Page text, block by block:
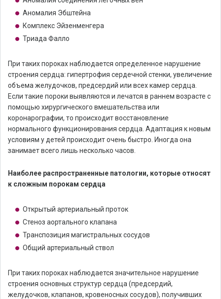
Аномалия Эбштейна
Комплекс Эйзенменгера
Триада Фалло
При таких пороках наблюдается определенное нарушение
строения сердца: гипертрофия сердечной стенки, увеличение
объема желудочков, предсердий или всех камер сердца.
Если такие пороки выявляются и лечатся в раннем возрасте с
помощью хирургического вмешательства или
коронарографии, то происходит восстановление
нормального функционирования сердца. Адаптация к новым
условиям у детей происходит очень быстро. Иногда она
занимает всего лишь несколько часов.
Наиболее распространенные патологии, которые относят
к сложным порокам сердца
Открытый артериальный проток
Стеноз аортального клапана
Транспозиция магистральных сосудов
Общий артериальный ствол
При таких пороках наблюдается значительное нарушение
строения основных структур сердца (предсердий,
желудочков, клапанов, кровеносных сосудов), получивших